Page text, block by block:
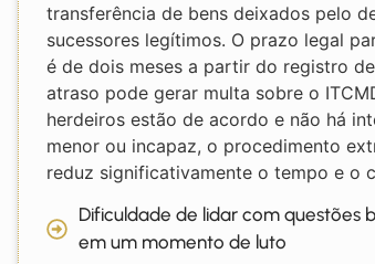
transferência de bens deixados pelo
sucessores legítimos. O prazo legal
é de dois meses a partir do registro
atraso pode gerar multa sobre o
herdeiros estão de acordo e não há
menor ou incapaz, o procedimento
reduz significativamente o tempo e o
Dificuldade de lidar com questões
em um momento de luto